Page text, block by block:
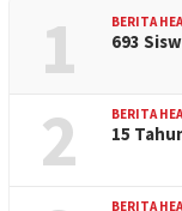
1 BERITA
693
2 BERITA
15
BERITA